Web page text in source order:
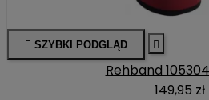
 SZYBKI PODGLĄD 
Rehband
149,95 zł